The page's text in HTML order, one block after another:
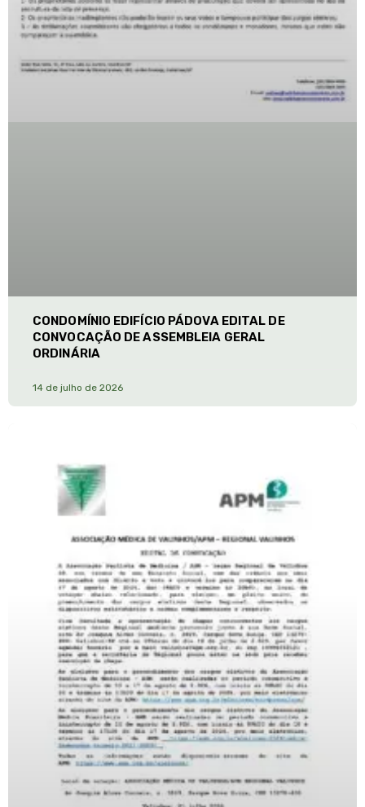
CONDOMÍNIO EDIFÍCIO PÁDOVA EDITAL DE
CONVOCAÇÃO DE ASSEMBLEIA GERAL
ORDINÁRIA
14 de julho de 2026